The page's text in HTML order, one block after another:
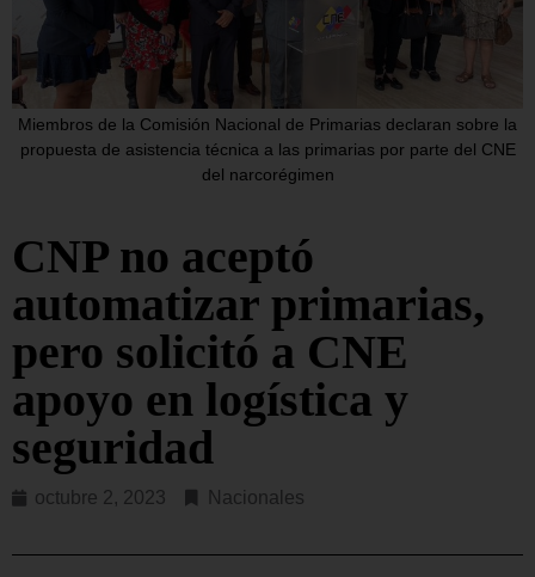
Miembros de la Comisión Nacional de Primarias declaran sobre la
propuesta de asistencia técnica a las primarias por parte del CNE
del narcorégimen
CNP no aceptó
automatizar primarias,
pero solicitó a CNE
apoyo en logística y
seguridad
octubre 2, 2023 Nacionales